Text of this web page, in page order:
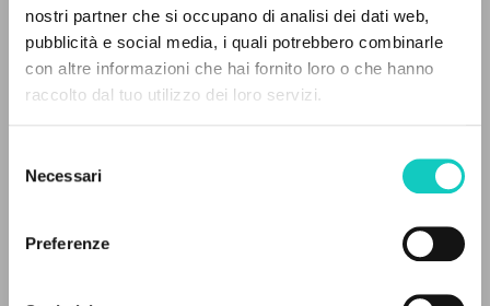
nostri partner che si occupano di analisi dei dati web,
pubblicità e social media, i quali potrebbero combinarle
con altre informazioni che hai fornito loro o che hanno
raccolto dal tuo utilizzo dei loro servizi.
delNecessari
Preferenze
Carrón JuliánIntroducción
da Cunha Duarte Introducción
von Balthasar Hans Urs
Paulinas Editora
RESULTADOS SUCESIVOS